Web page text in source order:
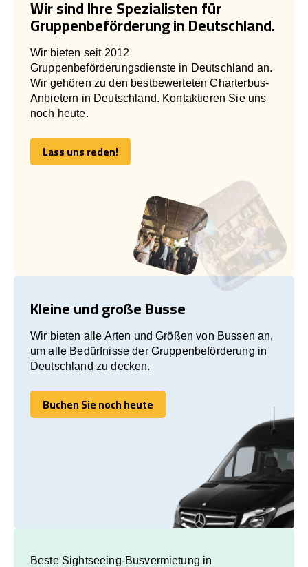
Wir sind Ihre Spezialisten für
Gruppenbeförderung in Deutschland.
Wir bieten seit 2012
Gruppenbeförderungsdienste in Deutschland an.
Wir gehören zu den bestbewerteten Charterbus-
Anbietern in Deutschland. Kontaktieren Sie uns
noch heute.
Lass uns reden!
Lass uns reden!
Kleine und große Busse
Wir bieten alle Arten und Größen von Bussen an,
um alle Bedürfnisse der Gruppenbeförderung in
Deutschland zu decken.
Buchen Sie noch heute
Buchen Sie noch heute
Beste Sightseeing-Busvermietung in